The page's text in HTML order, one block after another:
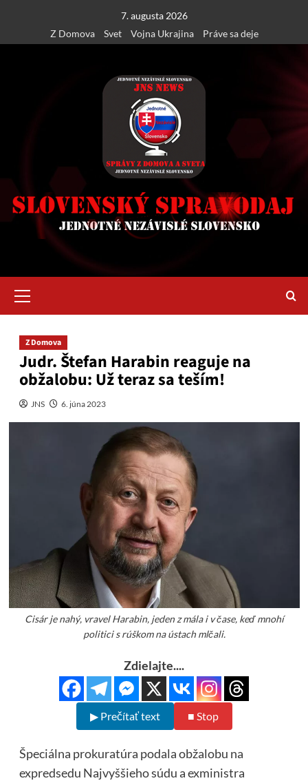
content
7. augusta 2026
Z Domova
Svet Vojna Ukrajina Práve sa deje
Menu
Z Domova
Judr. Štefan Harabin reaguje na
obžalobu: Už teraz sa teším!
JNS 6. júna 2023
Cisár je nahý, vravel Harabin, jeden z mála i v čase, keď mnohí
politici s rúškom na ústach mlčali.
Zdielajte....
▶ Prečítať text ■ Stop
Špeciálna prokuratúra podala obžalobu na
expredsedu Najvyššieho súdu a exministra